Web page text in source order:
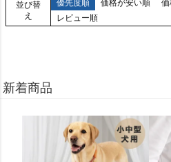
並び替
え
優先度順 価格が安い順 価
レビュー順
新着商品